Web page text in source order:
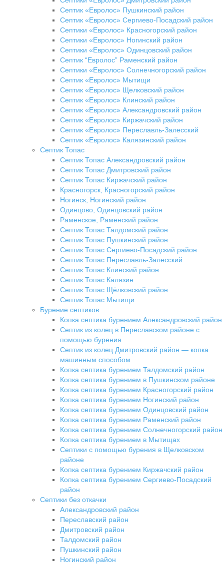
Септик «Евролос» Пушкинский район
Септик «Евролос» Сергиево-Посадский район
Септики «Евролос» Красногорский район
Септики «Евролос» Ногинский район
Септики «Евролос» Одинцовский район
Септик “Евролос” Раменский район
Септики «Евролос» Солнечногорский район
Септик «Евролос» Мытищи
Септик «Евролос» Щелковский район
Септик «Евролос» Клинский район
Септик «Евролос» Александровский район
Септик «Евролос» Киржачский район
Септик «Евролос» Переславль-Залесский
Септик «Евролос» Калязинский район
Септик Топас
Септик Топас Александровский район
Септик Топас Дмитровский район
Септик Топас Киржачский район
Красногорск, Красногорский район
Ногинск, Ногинский район
Одинцово, Одинцовский район
Раменское, Раменский район
Септик Топас Талдомский район
Септик Топас Пушкинский район
Септик Топас Сергиево-Посадский район
Септик Топас Переславль-Залесский
Септик Топас Клинский район
Септик Топас Калязин
Септик Топас Щёлковский район
Септик Топас Мытищи
Бурение септиков
Копка септика бурением Александровский район
Септик из колец в Переславском районе с
помощью бурения
Септик из колец Дмитровский район — копка
машинным способом
Копка септика бурением Талдомский район
Копка септика бурением в Пушкинском районе
Копка септика бурением Красногорский район
Копка септика бурением Ногинский район
Копка септика бурением Одинцовский район
Копка септика бурением Раменский район
Копка септика бурением Солнечногорский район
Копка септика бурением в Мытищах
Септики с помощью бурения в Щелковском
районе
Копка септика бурением Киржачский район
Копка септика бурением Сергиево-Посадский
район
Септики без откачки
Александровский район
Переславский район
Дмитровский район
Талдомский район
Пушкинский район
Ногинский район